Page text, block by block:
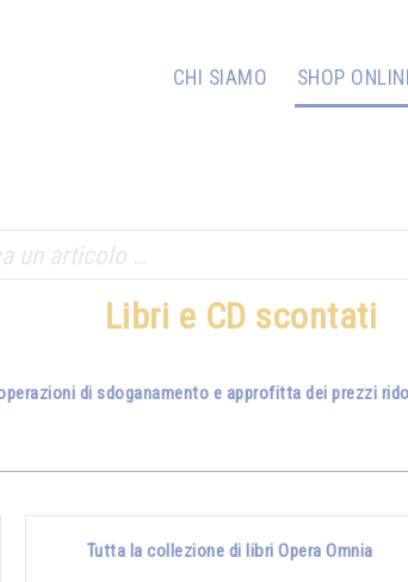
CHI SIAMO SHOP
Libri e CD scontati
di sdoganamento e approfitta dei prezzi
Tutta la collezione di libri Opera Omnia